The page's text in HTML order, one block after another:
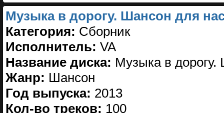
Музыка в дорогу. Шансон для
Категория: Сборник
Исполнитель: VA
Название диска: Музыка в
Жанр: Шансон
Год выпуска: 2013
Кол-во треков: 100